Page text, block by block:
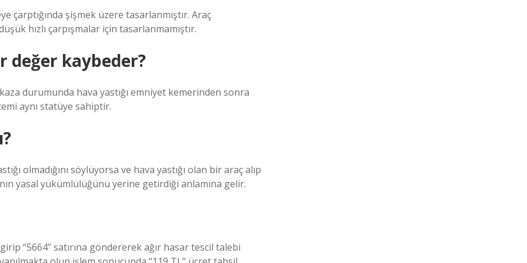
çarptığında şişmek üzere tasarlanmıştır. Araç
hızlı çarpışmalar için tasarlanmamıştır.
değer kaybeder?
durumunda hava yastığı emniyet kemerinden sonra
aynı statüye sahiptir.
olmadığını söylüyorsa ve hava yastığı olan bir araç alıp
yasal yükümlülüğünü yerine getirdiği anlamına gelir.
“5664” satırına göndererek ağır hasar tescil talebi